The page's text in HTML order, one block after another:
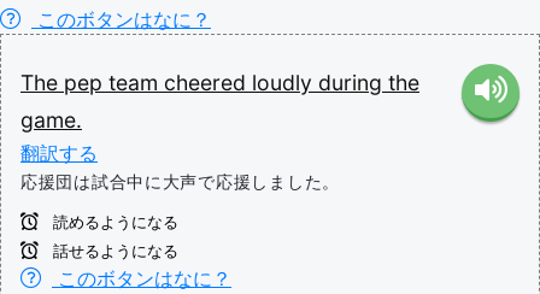
このボタンはなに？
The pep team cheered loudly during the
game.
翻訳する
応援団は試合中に大声で応援しました。
読めるようになる
話せるようになる
このボタンはなに？